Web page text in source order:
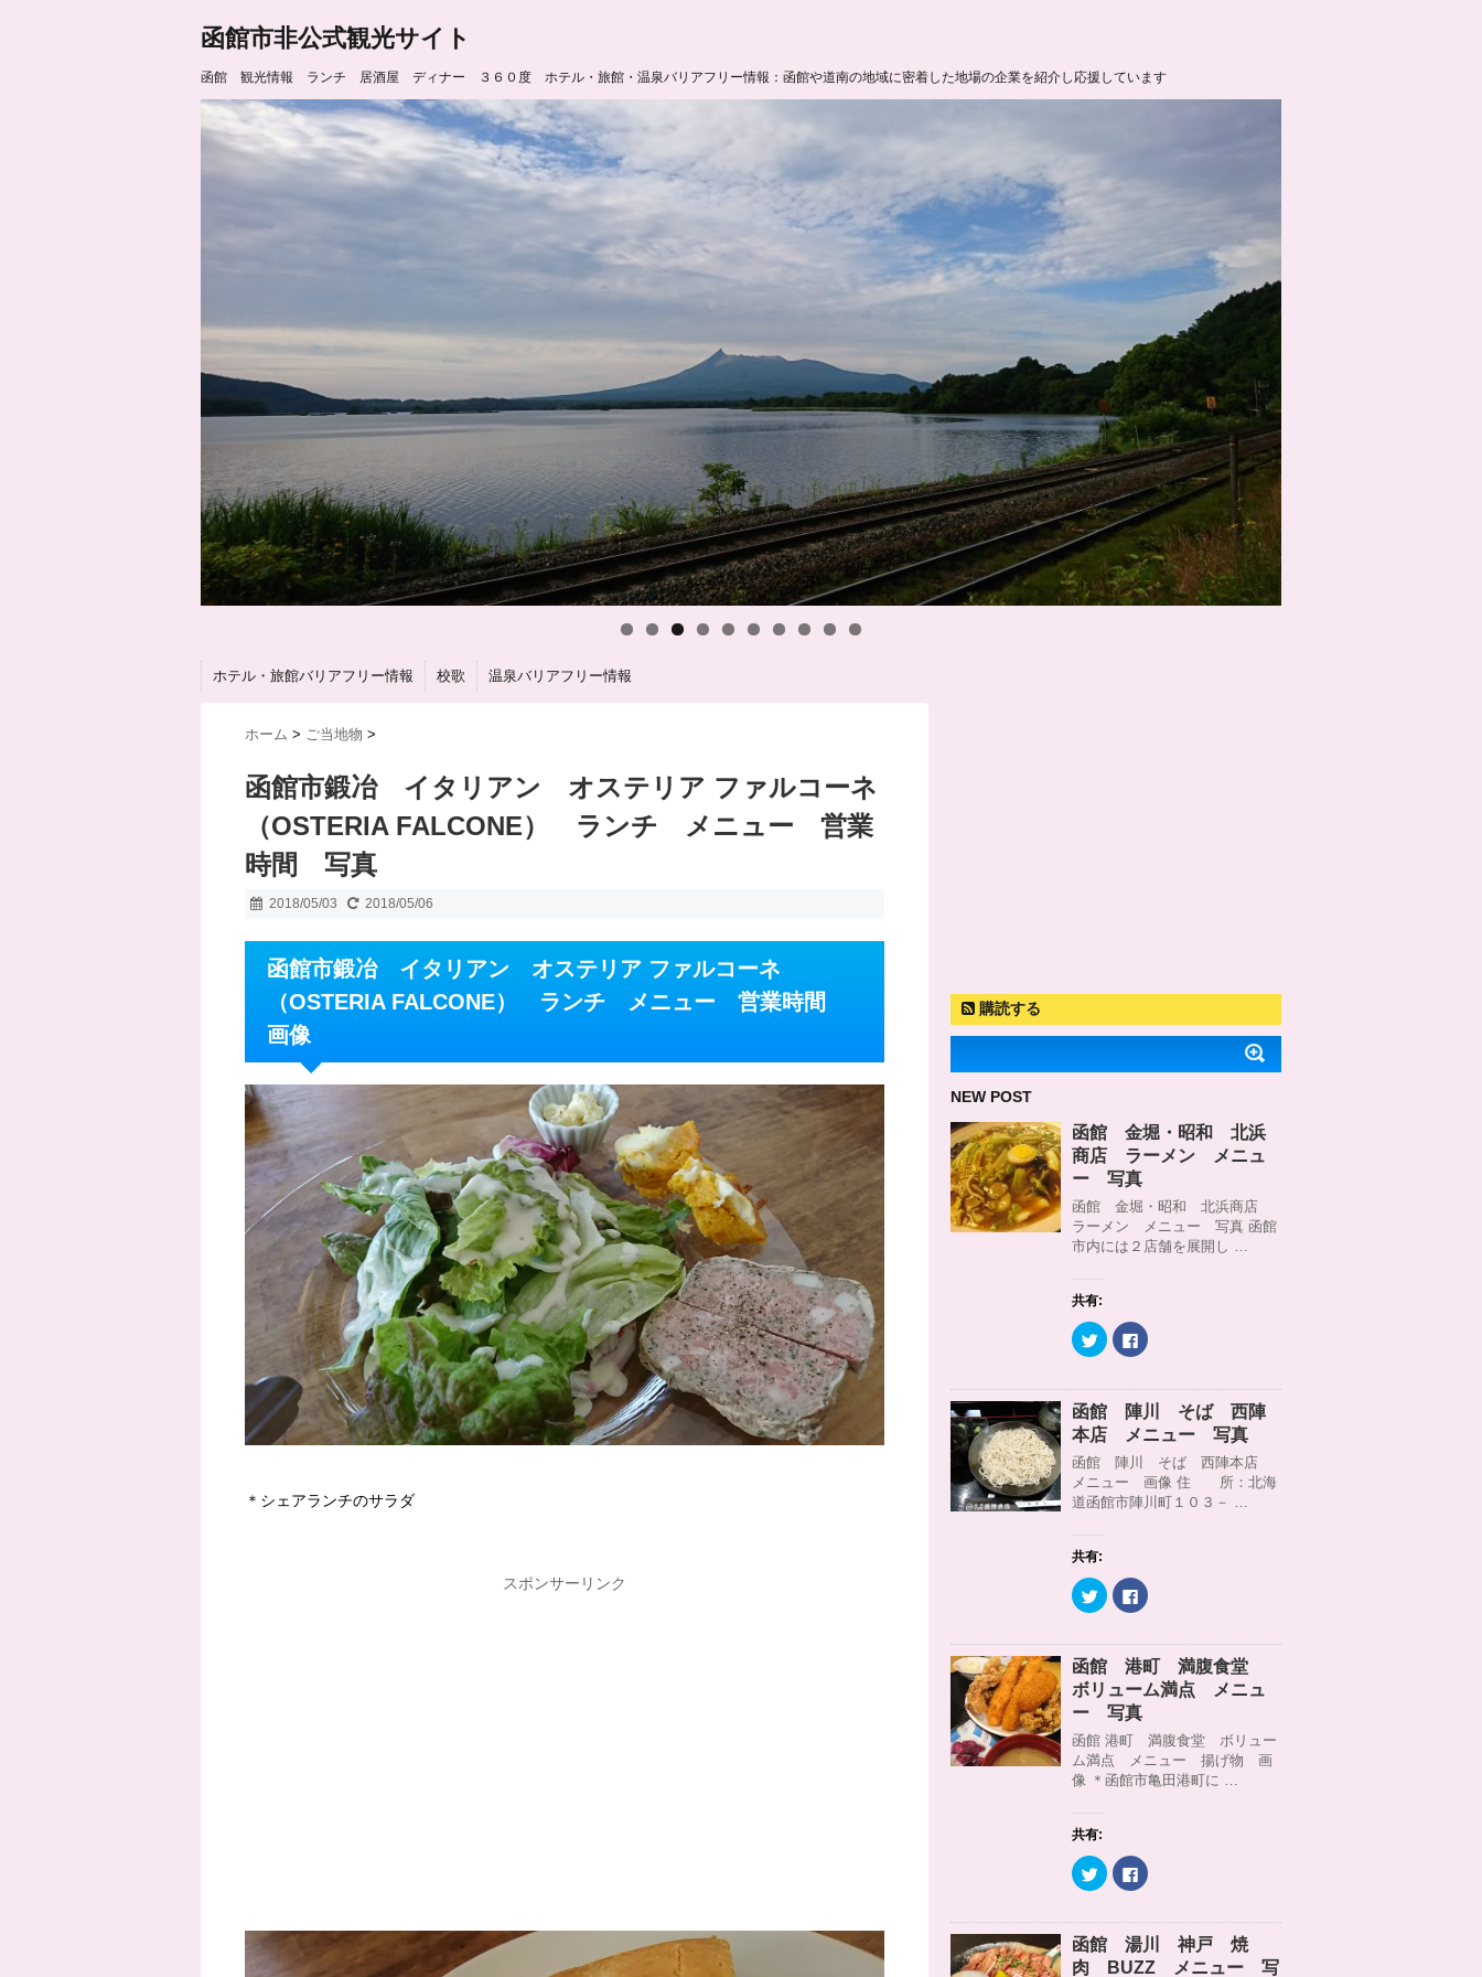
函館市非公式観光サイト
函館 観光情報 ランチ 居酒屋 ディナー ３６０度 ホテル・旅館・温泉バリアフリー情報：函館や道南の地域に密着した地場の企業を紹介し応援しています
ホテル・旅館バリアフリー情報 校歌 温泉バリアフリー情報
ホーム > ご当地物 >
函館市鍛冶 イタリアン オステリア ファルコーネ
（OSTERIA FALCONE） ランチ メニュー 営業
時間 写真
2018/05/03 2018/05/06
函館市鍛冶 イタリアン オステリア ファルコーネ
（OSTERIA FALCONE） ランチ メニュー 営業時間
画像
＊シェアランチのサラダ
スポンサーリンク
購読する
NEW POST
函館 金堀・昭和 北浜
商店 ラーメン メニュ
ー 写真
函館 金堀・昭和 北浜商店
ラーメン メニュー 写真 函館
市内には２店舗を展開し …
共有:
ク
リ
し
て
T
w
i
t
e
r
で
有
新
い
ウ
ィ
ド
ウ
で
開
き
ま
す
)
F
a
b
o
o
k
で
共
有
す
る
に
し
て
く
さ
(
新
し
い
ウ
ィ
ン
ド
ウ
で
函館 陣川 そば 西陣
本店 メニュー 写真
函館 陣川 そば 西陣本店
メニュー 画像 住 所：北海
道函館市陣川町１０３－ …
共有:
ク
リ
し
て
T
w
i
e
で
共
有
新
し
い
ウ
ィ
ン
で
開
き
ま
F
a
b
o
o
k
で
共
有
す
る
に
は
ク
て
く
だ
(
新
し
い
函館 港町 満腹食堂
ボリューム満点 メニュ
ー 写真
函館 港町 満腹食堂 ボリュー
ム満点 メニュー 揚げ物 画
像 ＊函館市亀田港町に …
共有:
ク
リ
し
て
T
w
F
a
b
o
o
k
函館 湯川 神戸 焼
肉 BUZZ メニュー 写